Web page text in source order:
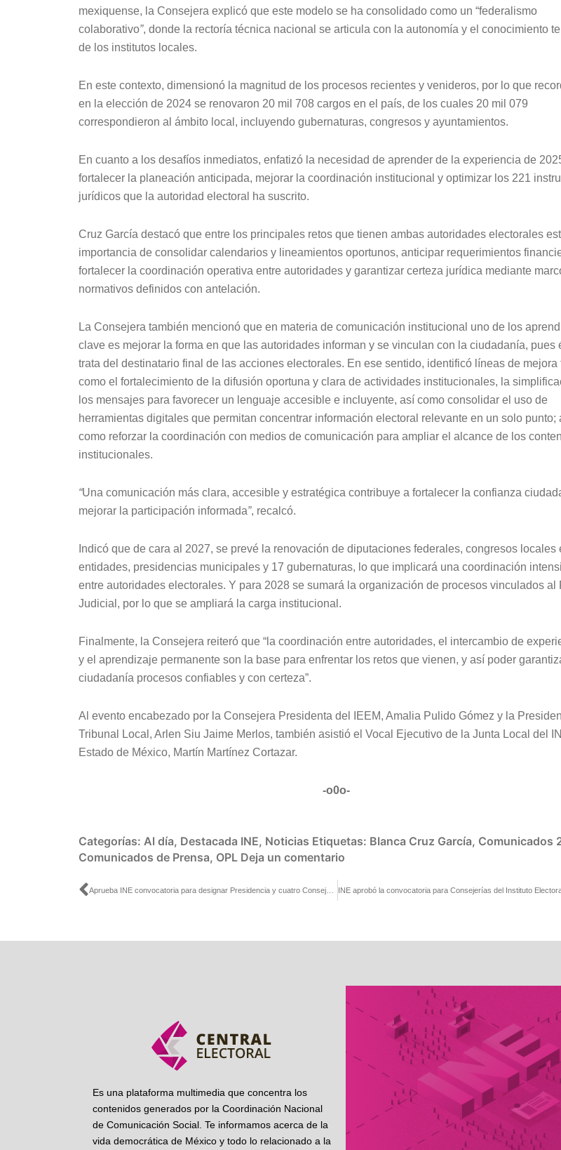
mexiquense, la Consejera explicó que este modelo se ha consolidado como un “federalismo
colaborativo”, donde la rectoría técnica nacional se articula con la autonomía y el conocimiento
de los institutos locales.
En este contexto, dimensionó la magnitud de los procesos recientes y venideros, por lo que
en la elección de 2024 se renovaron 20 mil 708 cargos en el país, de los cuales 20 mil 079
correspondieron al ámbito local, incluyendo gubernaturas, congresos y ayuntamientos.
En cuanto a los desafíos inmediatos, enfatizó la necesidad de aprender de la experiencia de
fortalecer la planeación anticipada, mejorar la coordinación institucional y optimizar los 221
jurídicos que la autoridad electoral ha suscrito.
Cruz García destacó que entre los principales retos que tienen ambas autoridades electorales
importancia de consolidar calendarios y lineamientos oportunos, anticipar requerimientos
fortalecer la coordinación operativa entre autoridades y garantizar certeza jurídica mediante
normativos definidos con antelación.
La Consejera también mencionó que en materia de comunicación institucional uno de los
clave es mejorar la forma en que las autoridades informan y se vinculan con la ciudadanía, pues
trata del destinatario final de las acciones electorales. En ese sentido, identificó líneas de mejora
como el fortalecimiento de la difusión oportuna y clara de actividades institucionales, la
los mensajes para favorecer un lenguaje accesible e incluyente, así como consolidar el uso de
herramientas digitales que permitan concentrar información electoral relevante en un solo punto;
como reforzar la coordinación con medios de comunicación para ampliar el alcance de los
institucionales.
“Una comunicación más clara, accesible y estratégica contribuye a fortalecer la confianza
mejorar la participación informada”, recalcó.
Indicó que de cara al 2027, se prevé la renovación de diputaciones federales, congresos locales
entidades, presidencias municipales y 17 gubernaturas, lo que implicará una coordinación
entre autoridades electorales. Y para 2028 se sumará la organización de procesos vinculados al
Judicial, por lo que se ampliará la carga institucional.
Finalmente, la Consejera reiteró que “la coordinación entre autoridades, el intercambio de
y el aprendizaje permanente son la base para enfrentar los retos que vienen, y así poder
ciudadanía procesos confiables y con certeza”.
Al evento encabezado por la Consejera Presidenta del IEEM, Amalia Pulido Gómez y la
Tribunal Local, Arlen Siu Jaime Merlos, también asistió el Vocal Ejecutivo de la Junta Local del
Estado de México, Martín Martínez Cortazar.
-o0o-
Categorías: Al día, Destacada INE, Noticias Etiquetas: Blanca Cruz García, Comunicados
Comunicados de Prensa, OPL Deja un comentario
Ant Aprueba INE convocatoria para designar Presidencia y cuatro Consejerías del Instituto Electoral de Michoacán
Es una plataforma multimedia que concentra los
contenidos generados por la Coordinación Nacional
de Comunicación Social. Te informamos acerca de la
vida democrática de México y todo lo relacionado a la